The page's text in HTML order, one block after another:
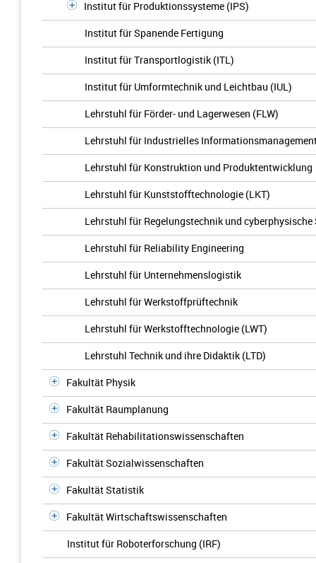
Institut für Produktionssysteme (IPS)
Institut für Spanende Fertigung
Institut für Transportlogistik (ITL)
Institut für Umformtechnik und Leichtbau (IUL)
Lehrstuhl für Förder- und Lagerwesen (FLW)
Lehrstuhl für Industrielles
Lehrstuhl für Konstruktion und Produktentwicklung
Lehrstuhl für Kunststofftechnologie (LKT)
Lehrstuhl für Regelungstechnik und cyberphysische
Lehrstuhl für Reliability Engineering
Lehrstuhl für Unternehmenslogistik
Lehrstuhl für Werkstoffprüftechnik
Lehrstuhl für Werkstofftechnologie (LWT)
Lehrstuhl Technik und ihre Didaktik (LTD)
Fakultät Physik
Fakultät Raumplanung
Fakultät Rehabilitationswissenschaften
Fakultät Sozialwissenschaften
Fakultät Statistik
Fakultät Wirtschaftswissenschaften
Institut für Roboterforschung (IRF)